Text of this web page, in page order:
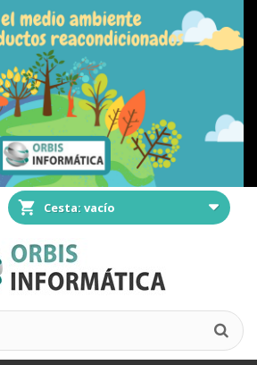
Cesta:vacío